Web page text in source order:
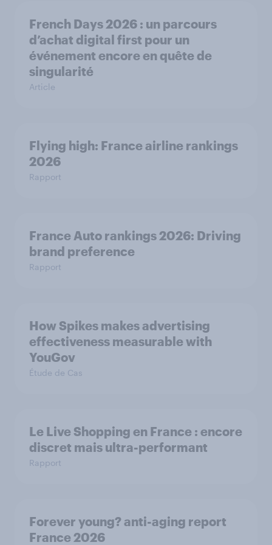
French Days 2026 : un parcours
d’achat digital first pour un
événement encore en quête de
singularité
Article
Flying high: France airline rankings
2026
Rapport
France Auto rankings 2026: ​Driving
brand preference
Rapport
How Spikes makes advertising
effectiveness measurable with
YouGov
Étude de Cas
Le Live Shopping en France : encore
discret mais ultra-performant
Rapport
Forever young? anti-aging report
France 2026